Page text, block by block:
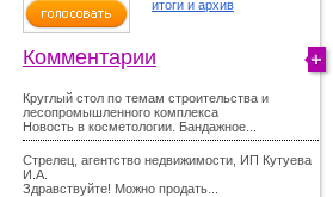
итоги и архив
Комментарии
Круглый стол по темам строительства и
лесопромышленного комплекса
Новость в косметологии. Бандажное...
Стрелец, агентство недвижимости, ИП Кутуева
И.А.
Здравствуйте! Можно продать...